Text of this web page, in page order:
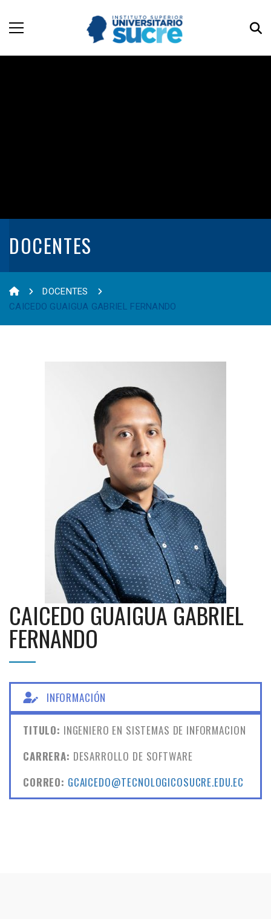
DOCENTES
DOCENTES
CAICEDO GUAIGUA GABRIEL FERNANDO
CAICEDO GUAIGUA GABRIEL
FERNANDO
INFORMACIÓN
TITULO: INGENIERO EN SISTEMAS DE INFORMACION
CARRERA: DESARROLLO DE SOFTWARE
CORREO: GCAICEDO@TECNOLOGICOSUCRE.EDU.EC